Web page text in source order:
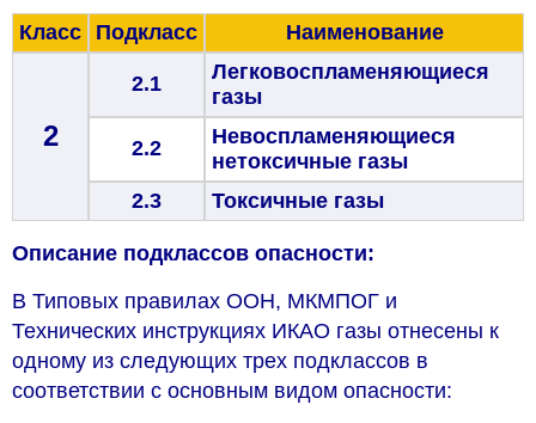
Класс Подкласс Наименование
2
2.1
Легковоспламеняющиеся
газы
2.2
Невоспламеняющиеся
нетоксичные газы
2.3
Токсичные газы
Описание подклассов опасности:
В Типовых правилах ООН, МКМПОГ и
Технических инструкциях ИКАО газы отнесены к
одному из следующих трех подклассов в
соответствии с основным видом опасности: